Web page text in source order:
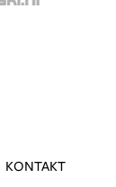
KONTAKT